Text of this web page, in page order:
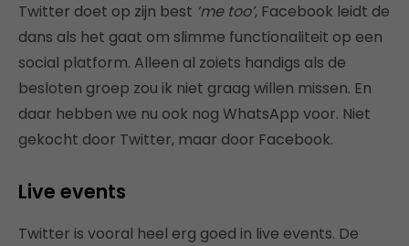
Twitter doet op zijn best ‘me too’, Facebook leidt de
dans als het gaat om slimme functionaliteit op een
social platform. Alleen al zoiets handigs als de
besloten groep zou ik niet graag willen missen. En
daar hebben we nu ook nog WhatsApp voor. Niet
gekocht door Twitter, maar door Facebook.
Live events
Twitter is vooral heel erg goed in live events. De